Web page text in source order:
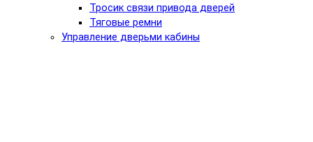
Тросик связи привода дверей
Тяговые ремни
Управление дверьми кабины